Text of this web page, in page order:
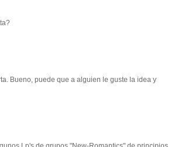
Bueno, puede que a alguien le guste la idea y